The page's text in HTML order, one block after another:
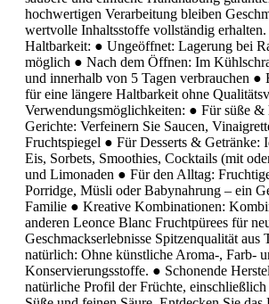
hochwertigen Verarbeitung bleiben
wertvolle Inhaltsstoffe vollständig
Haltbarkeit: ● Ungeöffnet: Lagerung bei
möglich ● Nach dem Öffnen: Im
und innerhalb von 5 Tagen verbrauchen ●
für eine längere Haltbarkeit ohne
Verwendungsmöglichkeiten: ● Für süße &
Gerichte: Verfeinern Sie Saucen,
Fruchtspiegel ● Für Desserts & Getränke:
Eis, Sorbets, Smoothies, Cocktails (mit
und Limonaden ● Für den Alltag:
Porridge, Müsli oder Babynahrung – ein
Familie ● Kreative Kombinationen:
anderen Leonce Blanc Fruchtpürees für
Geschmackserlebnisse Spitzenqualität
natürlich: Ohne künstliche Aroma-, Farb-
Konservierungsstoffe. ● Schonende
natürliche Profil der Früchte,